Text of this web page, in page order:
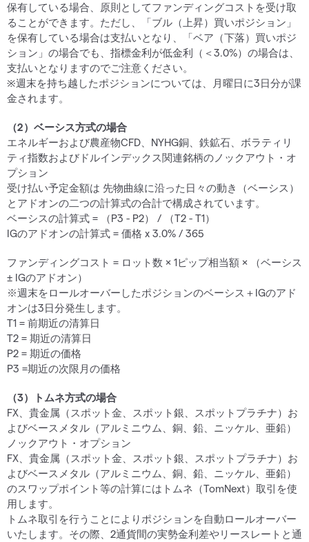
保有している場合、原則としてファンディングコストを受け取
ることができます。ただし、「ブル（上昇）買いポジション」
を保有している場合は支払いとなり、「ベア（下落）買いポジ
ション」の場合でも、指標金利が低金利（＜3.0%）の場合は、
支払いとなりますのでご注意ください。
※週末を持ち越したポジションについては、月曜日に3日分が課
金されます。
（2）ベーシス方式の場合
エネルギーおよび農産物CFD、NYHG銅、鉄鉱石、ボラティリ
ティ指数およびドルインデックス関連銘柄のノックアウト・オ
プション
受け払い予定金額は 先物曲線に沿った日々の動き（ベーシス）
とアドオンの二つの計算式の合計で構成されています。
ベーシスの計算式 = （P3 - P2） / （T2 - T1）
IGのアドオンの計算式 = 価格 x 3.0% / 365
ファンディングコスト = ロット数 × 1ピップ相当額 × （ベーシス
± IGのアドオン）
※週末をロールオーバーしたポジションのベーシス＋IGのアド
オンは3日分発生します。
T1 = 前期近の清算日
T2 = 期近の清算日
P2 = 期近の価格
P3 =期近の次限月の価格
（3）トムネ方式の場合
FX、貴金属（スポット金、スポット銀、スポットプラチナ）お
よびベースメタル（アルミニウム、銅、鉛、ニッケル、亜鉛）
ノックアウト・オプション
FX、貴金属（スポット金、スポット銀、スポットプラチナ）お
よびベースメタル（アルミニウム、銅、鉛、ニッケル、亜鉛）
のスワップポイント等の計算にはトムネ（TomNext）取引を使
用します。
トムネ取引を行うことによりポジションを自動ロールオーバー
いたします。その際、2通貨間の実勢金利差やリースレートと通